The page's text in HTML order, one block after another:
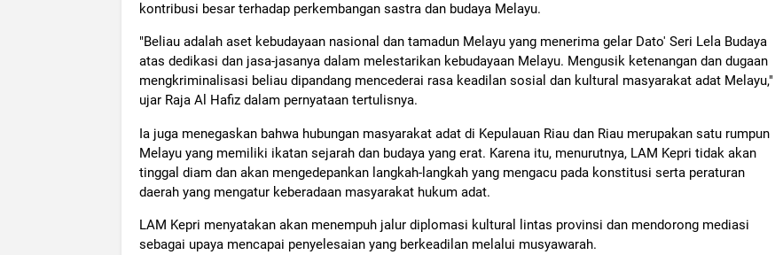
kontribusi besar terhadap perkembangan sastra dan budaya Melayu.
"Beliau adalah aset kebudayaan nasional dan tamadun Melayu yang menerima gelar Dato' Seri Lela Budaya
atas dedikasi dan jasa-jasanya dalam melestarikan kebudayaan Melayu. Mengusik ketenangan dan dugaan
mengkriminalisasi beliau dipandang mencederai rasa keadilan sosial dan kultural masyarakat adat Melayu,"
ujar Raja Al Hafiz dalam pernyataan tertulisnya.
Ia juga menegaskan bahwa hubungan masyarakat adat di Kepulauan Riau dan Riau merupakan satu rumpun
Melayu yang memiliki ikatan sejarah dan budaya yang erat. Karena itu, menurutnya, LAM Kepri tidak akan
tinggal diam dan akan mengedepankan langkah-langkah yang mengacu pada konstitusi serta peraturan
daerah yang mengatur keberadaan masyarakat hukum adat.
LAM Kepri menyatakan akan menempuh jalur diplomasi kultural lintas provinsi dan mendorong mediasi
sebagai upaya mencapai penyelesaian yang berkeadilan melalui musyawarah.